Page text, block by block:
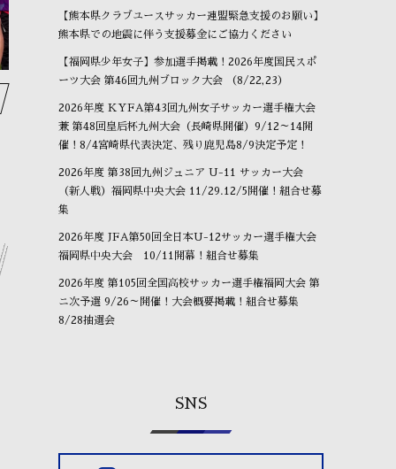
【熊本県クラブユースサッカー連盟緊急支援のお願い】
熊本県での地震に伴う支援募金にご協力ください
【福岡県少年女子】参加選手掲載！2026年度国民スポ
ーツ大会 第46回九州ブロック大会 （8/22,23）
2026年度 KYFA第43回九州女子サッカー選手権大会
兼 第48回皇后杯九州大会（長崎県開催）9/12～14開
催！8/4宮崎県代表決定、残り鹿児島8/9決定予定！
2026年度 第38回九州ジュニア U-11 サッカー大会
（新人戦）福岡県中央大会 11/29.12/5開催！組合せ募
集
2026年度 JFA第50回全日本U-12サッカー選手権大会
福岡県中央大会 10/11開幕！組合せ募集
2026年度 第105回全国高校サッカー選手権福岡大会 第
ニ次予選 9/26～開催！大会概要掲載！組合せ募集
8/28抽選会
SNS